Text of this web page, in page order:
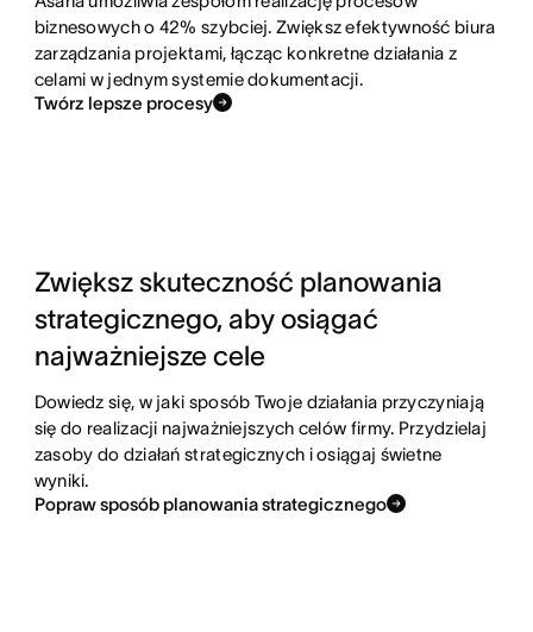
biznesowych o 42% szybciej. Zwiększ efektywność biura
zarządzania projektami, łącząc konkretne działania z
celami w jednym systemie dokumentacji.
Twórz lepsze procesy
Zwiększ skuteczność planowania
strategicznego, aby osiągać
najważniejsze cele
Dowiedz się, w jaki sposób Twoje działania przyczyniają
się do realizacji najważniejszych celów firmy. Przydzielaj
zasoby do działań strategicznych i osiągaj świetne
wyniki.
Popraw sposób planowania strategicznego